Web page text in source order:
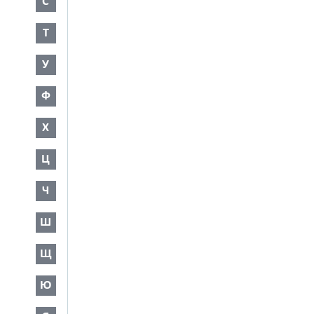
Т
У
Ф
Х
Ц
Ч
Ш
Щ
Ю